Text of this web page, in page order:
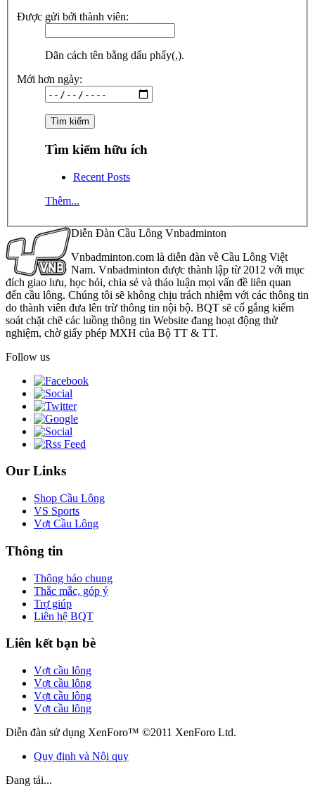
Được gửi bởi thành viên:
Dãn cách tên bằng dấu phẩy(,).
Mới hơn ngày:
Tìm kiếm hữu ích
Recent Posts
Thêm...
Diễn Đàn Cầu Lông Vnbadminton
Vnbadminton.com là diễn đàn về Cầu Lông Việt
Nam. Vnbadminton được thành lập từ 2012 với mục
đích giao lưu, học hỏi, chia sẻ và thảo luận mọi vấn đề liên quan
đến cầu lông. Chúng tôi sẽ không chịu trách nhiệm với các thông tin
do thành viên đưa lên trừ thông tin nội bộ. BQT sẽ cố gắng kiểm
soát chặt chẽ các luồng thông tin Website đang hoạt động thử
nghiệm, chờ giấy phép MXH của Bộ TT & TT.
Follow us
Our Links
Shop Cầu Lông
VS Sports
Vợt Cầu Lông
Thông tin
Thông báo chung
Thắc mắc, góp ý
Trợ giúp
Liên hệ BQT
Liên kết bạn bè
Vợt cầu lông
Vợt cầu lông
Vợt cầu lông
Vợt cầu lông
Diễn đàn sử dụng XenForo™ ©2011 XenForo Ltd.
Quy định và Nội quy
Đang tải...